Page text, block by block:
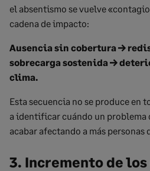
el absentismo se vuelve
cadena de impacto:
Ausencia sin cobertura →
sobrecarga sostenida →
clima.
Esta secuencia no se produce en
a identificar cuándo un problema
acabar afectando a más personas
3. Incremento de